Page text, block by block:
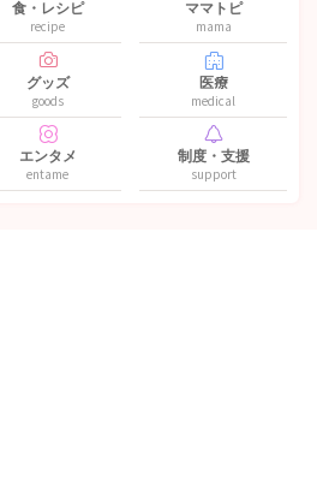
食・レシピ
recipe
ママトピ
mama
グッズ
goods
医療
medical
エンタメ
entame
制度・支援
support